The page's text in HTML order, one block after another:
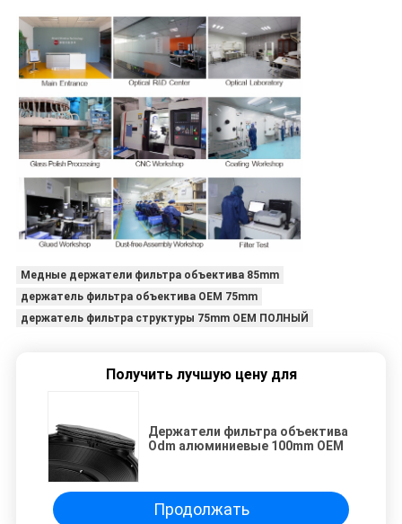
Медные держатели фильтра объектива 85mm
держатель фильтра объектива OEM 75mm
держатель фильтра структуры 75mm OEM ПОЛНЫЙ
Получить лучшую цену для
Держатели фильтра объектива
Odm алюминиевые 100mm OEM
Продолжать